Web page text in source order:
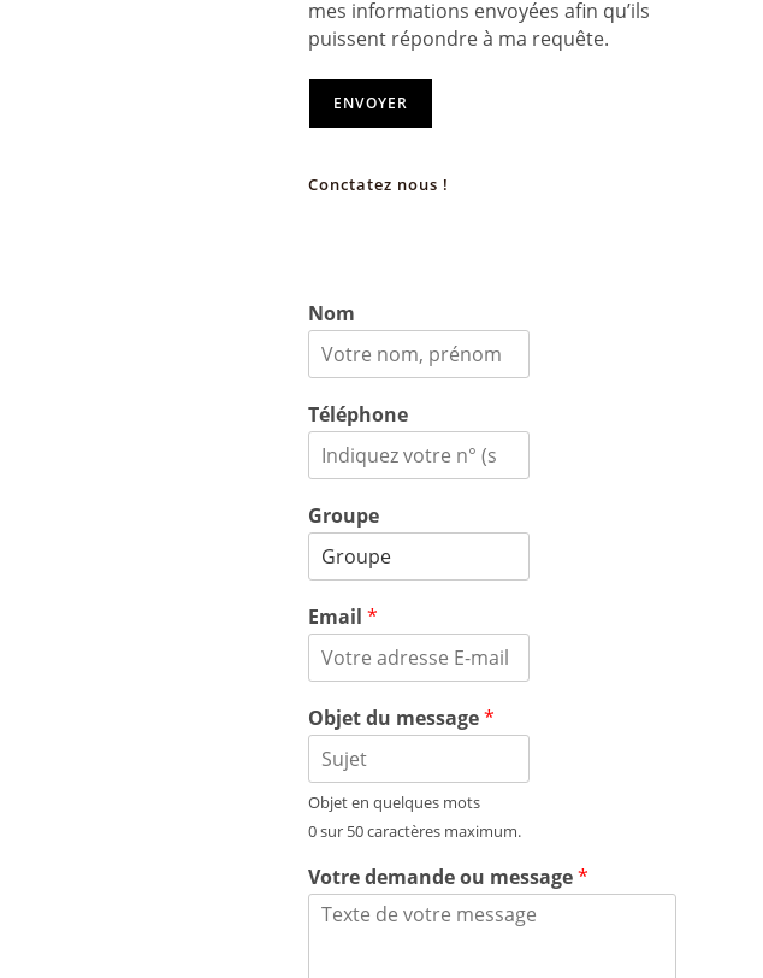
mes informations envoyées afin qu’ils
puissent répondre à ma requête.
ENVOYER
Conctatez nous !
Nom
Téléphone
Groupe
Email *
Objet du message*
Objet en quelques mots
0 sur 50 caractères maximum.
Votre demande ou message*